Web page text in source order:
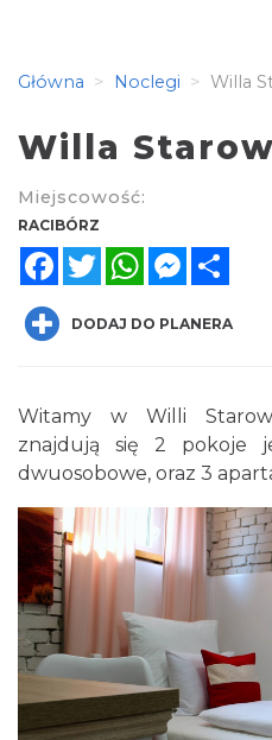
Główna Noclegi Willa
Willa
Miejscowość:
RACIBÓRZ
FacebookTwitterWhatsApp
DODAJ DO PLANERA
Witamy w Willi
znajdują się 2 pokoje
dwuosobowe, oraz 3